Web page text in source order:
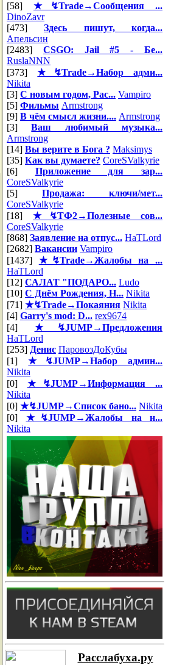
[58] ★↯Trade→Сообщения ...
DinoZavr
[473]Здесь пишут, когда...
Апельсин
[2483] CSGO: Jail #5 - Бе...
RuslaNNN
[373]★↯Trade→Набор адми...
Nikita
[3] С новым годом, Рас... Vampiro
[5] Фильмы Armstrong
[9] В чём смысл жизни.... Armstrong
[3]Ваш любимый музыка...
Armstrong
[14] Вы верите в Бога ? Maksimys
[35] Как вы думаете? CoreSValkyrie
[6] Приложение для зар...
CoreSValkyrie
[5] Продажа: ключи/мет...
CoreSValkyrie
[18] ★↯ТФ2→Полезные сов...
CoreSValkyrie
[868] Заявление на отпус... HaTLord
[2682] Вакансии Vampiro
[1437] ★↯Trade→Жалобы на ...
HaTLord
[12] САЛАТ "ПОДАРО... Ludo
[10] С Днём Рождения, Н... Nikita
[71] ★↯Trade→Покаяния Nikita
[4] Garry's mod: D... rex9674
[4] ★↯JUMP→Предложения
HaTLord
[253] Денис ПаровозДоКубы
[1]★↯JUMP→Набор админ...
Nikita
[0] ★↯JUMP→Информация ...
Nikita
[0] ★↯JUMP→Список бано... Nikita
[0] ★↯JUMP→Жалобы на н...
Nikita
Расслабуха.ру